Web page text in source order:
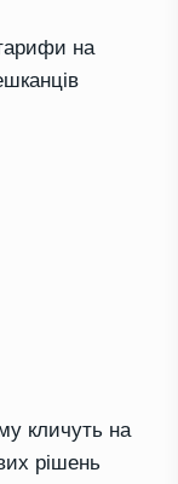
на
кличуть на
рішень